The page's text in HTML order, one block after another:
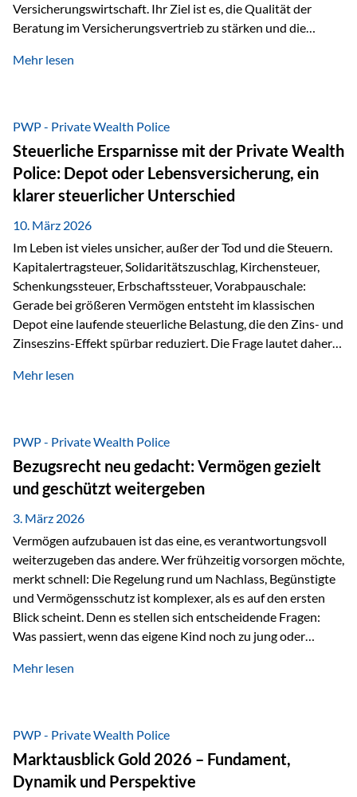
Versicherungswirtschaft. Ihr Ziel ist es, die Qualität der
Beratung im Versicherungsvertrieb zu stärken und die
Personen transparent zu dokumentieren. Seit der
Stunden pro Jahr für vertrieblich tätige Personen in der
Versicherungsbranche. Über die Weiterbildungsdatenbank
von „gut beraten“ können absolvierte Bildungsmaßnahmen
zentral erfasst und dokumentiert werden. „gut beraten“
zertifiziert Als zertifizierter Bildungsanbieter können unsere
Webinare nun für die…
Mehr lesen
PWP - Private Wealth Police
Steuerliche Ersparnisse mit der Private Wealth
Police: Depot oder Lebensversicherung, ein
klarer steuerlicher Unterschied
10. März 2026
Im Leben ist vieles unsicher, außer der Tod und die Steuern.
Kapitalertragsteuer, Solidaritätszuschlag, Kirchensteuer,
Schenkungssteuer, Erbschaftssteuer, Vorabpauschale:
Gerade bei größeren Vermögen entsteht im klassischen
Depot eine laufende steuerliche Belastung, die den Zins- und
Zinseszins-Effekt spürbar reduziert. Die Frage lautet daher:
nicht laufend Kapital entziehen – sondern möglichst lange im
Privatdepot fallen an: Abgeltungssteuer Fondsbesteuerung
(Vorabpauschale, Teilfreistellung) Kein steuerlicher Abzug
der Vermögensverwaltungs-Gebühren /
Depotbankgebühren Jährliches Steuerreporting erforderlich
Zinsen, Dividenden und Kursgewinne werden laufend
besteuert.
Mehr lesen
PWP - Private Wealth Police
Bezugsrecht neu gedacht: Vermögen gezielt
und geschützt weitergeben
3. März 2026
Vermögen aufzubauen ist das eine, es verantwortungsvoll
weiterzugeben das andere. Wer frühzeitig vorsorgen möchte,
merkt schnell: Die Regelung rund um Nachlass, Begünstigte
und Vermögensschutz ist komplexer, als es auf den ersten
Blick scheint. Denn es stellen sich entscheidende Fragen:
Was passiert, wenn das eigene Kind noch zu jung oder
verwalten? Wie kann verhindert werden, dass Ex-Partner,
unbürokratisch übertragen, ohne ausschließlich auf ein
Testament angewiesen zu sein? Wenn klassische Lösungen
nicht ausreichen Traditionelle Nachlassregelungen stoßen
oft…
Mehr lesen
PWP - Private Wealth Police
Marktausblick Gold 2026 – Fundament,
Dynamik und Perspektive